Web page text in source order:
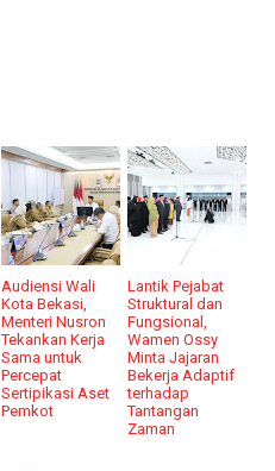
Audiensi Wali
Kota Bekasi,
Menteri Nusron
Tekankan Kerja
Sama untuk
Percepat
Sertipikasi Aset
Pemkot
Lantik Pejabat
Struktural dan
Fungsional,
Wamen Ossy
Minta Jajaran
Bekerja Adaptif
terhadap
Tantangan
Zaman